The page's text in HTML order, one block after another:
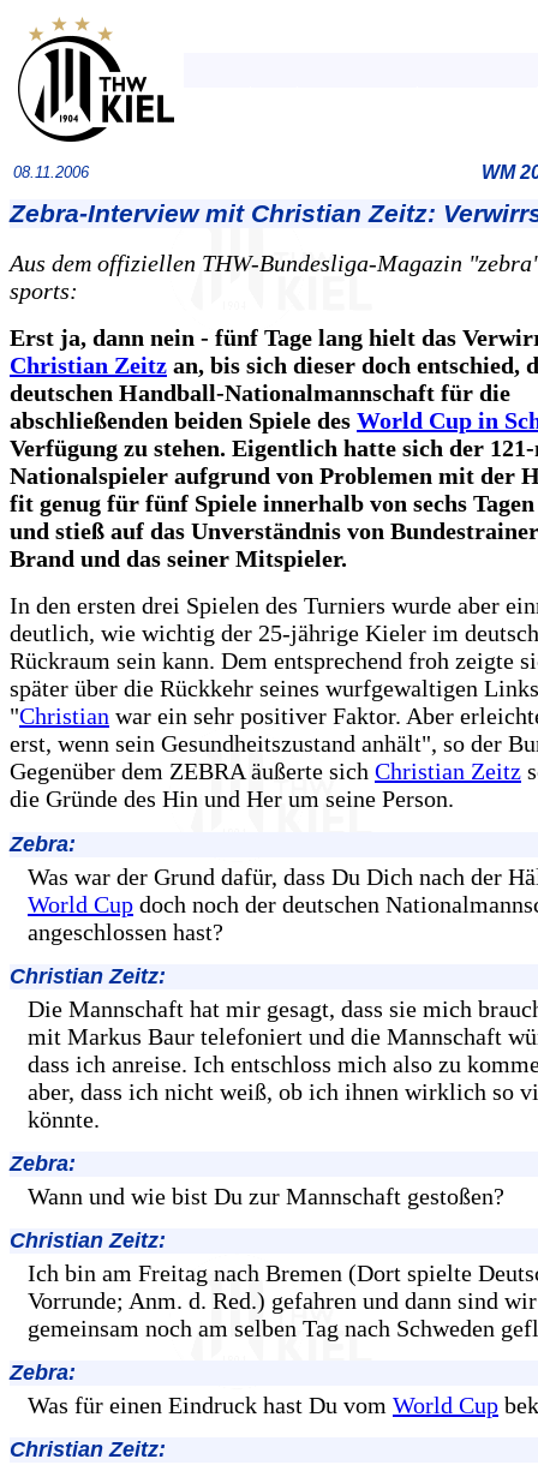
08.11.2006 WM
Zebra-Interview mit Christian Zeitz:
Aus dem offiziellen THW-Bundesliga-Magazin
sports:
Erst ja, dann nein - fünf Tage lang hielt das
Christian Zeitz an, bis sich dieser doch entschied,
deutschen Handball-Nationalmannschaft für die
abschließenden beiden Spiele des World Cup in
Verfügung zu stehen. Eigentlich hatte sich der
Nationalspieler aufgrund von Problemen mit der
fit genug für fünf Spiele innerhalb von sechs
und stieß auf das Unverständnis von
Brand und das seiner Mitspieler.
In den ersten drei Spielen des Turniers wurde aber
deutlich, wie wichtig der 25-jährige Kieler im
Rückraum sein kann. Dem entsprechend froh zeigte
später über die Rückkehr seines wurfgewaltigen
"Christian war ein sehr positiver Faktor. Aber
erst, wenn sein Gesundheitszustand anhält", so der
Gegenüber dem ZEBRA äußerte sich Christian Zeitz
die Gründe des Hin und Her um seine Person.
Zebra:
Was war der Grund dafür, dass Du Dich nach der
World Cup doch noch der deutschen
angeschlossen hast?
Christian Zeitz:
Die Mannschaft hat mir gesagt, dass sie mich
mit Markus Baur telefoniert und die Mannschaft
dass ich anreise. Ich entschloss mich also zu
aber, dass ich nicht weiß, ob ich ihnen wirklich so
könnte.
Zebra:
Wann und wie bist Du zur Mannschaft gestoßen?
Christian Zeitz:
Ich bin am Freitag nach Bremen (Dort spielte
Vorrunde; Anm. d. Red.) gefahren und dann sind
gemeinsam noch am selben Tag nach Schweden
Zebra:
Was für einen Eindruck hast Du vom World Cup
Christian Zeitz: